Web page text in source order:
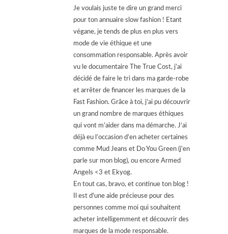
Je voulais juste te dire un grand merci
pour ton annuaire slow fashion ! Etant
végane, je tends de plus en plus vers
mode de vie éthique et une
consommation responsable. Après avoir
vu le documentaire The True Cost, j’ai
décidé de faire le tri dans ma garde-robe
et arrêter de financer les marques de la
Fast Fashion. Grâce à toi, j’ai pu découvrir
un grand nombre de marques éthiques
qui vont m’aider dans ma démarche. J’ai
déjà eu l’occasion d’en acheter certaines
comme Mud Jeans et Do You Green (j’en
parle sur mon blog), ou encore Armed
Angels <3 et Ekyog.
En tout cas, bravo, et continue ton blog !
Il est d'une aide précieuse pour des
personnes comme moi qui souhaitent
acheter intelligemment et découvrir des
marques de la mode responsable.